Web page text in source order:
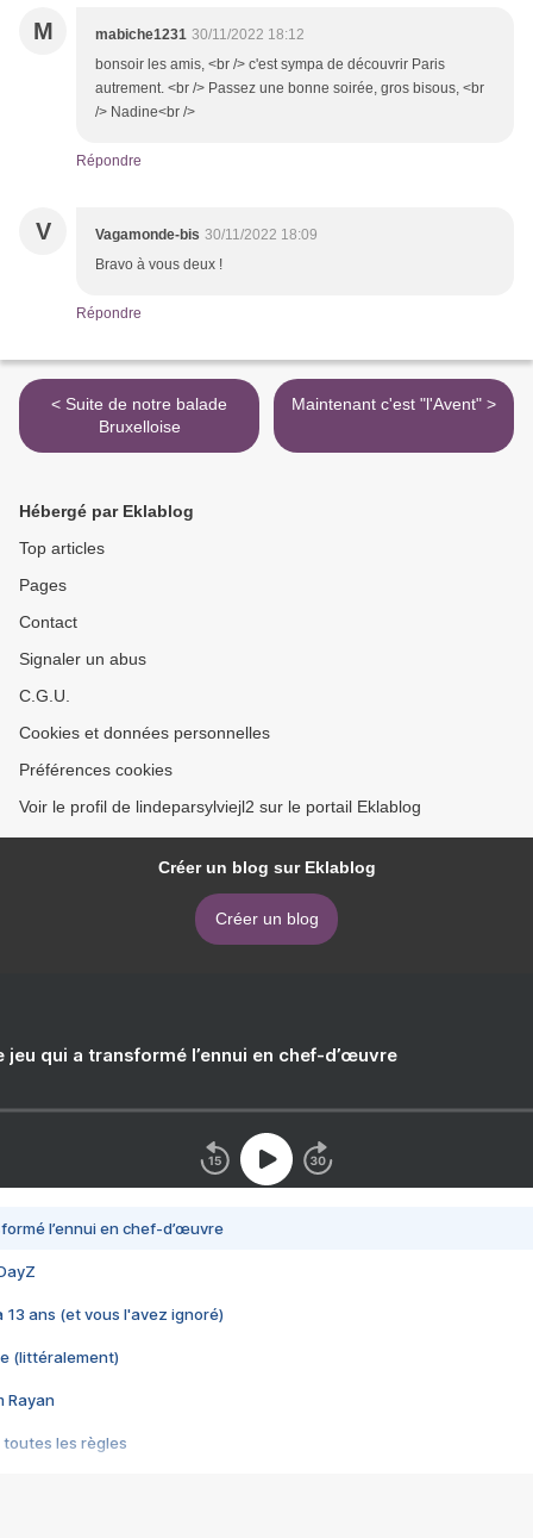
M mabiche1231 30/11/2022 18:12
bonsoir les amis, <br /> c'est sympa de découvrir Paris
autrement. <br /> Passez une bonne soirée, gros bisous, <br
/> Nadine<br />
Répondre
V Vagamonde-bis 30/11/2022 18:09
Bravo à vous deux !
Répondre
< Suite de notre balade
Bruxelloise
Maintenant c'est "l'Avent" >
Hébergé par Eklablog
Top articles
Pages
Contact
Signaler un abus
C.G.U.
Cookies et données personnelles
Préférences cookies
Voir le profil de lindeparsylviejl2 sur le portail Eklablog
Créer un blog sur Eklablog
Créer un blog
jeu qui a transformé l’ennui en chef-d’œuvre
l’ennui en chef-d’œuvre
13 ans (et vous l'avez ignoré)
(littéralement)
Rayan
toutes les règles